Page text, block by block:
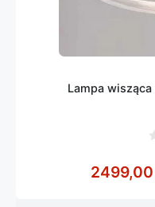
Lampa wisząca
5
2499,00